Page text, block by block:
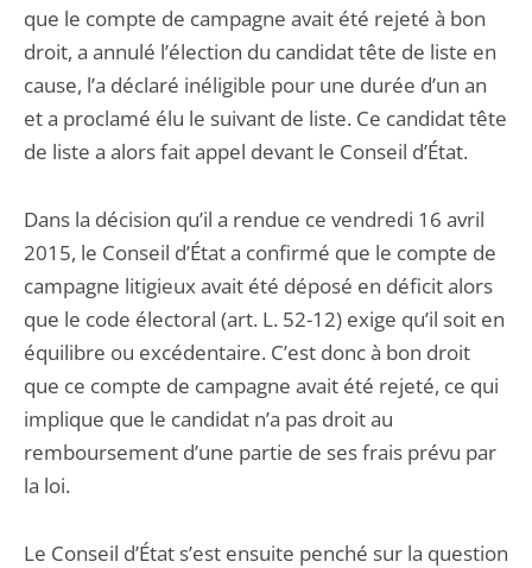
que le compte de campagne avait été rejeté à bon
droit, a annulé l’élection du candidat tête de liste en
cause, l’a déclaré inéligible pour une durée d’un an
et a proclamé élu le suivant de liste. Ce candidat tête
de liste a alors fait appel devant le Conseil d’État.
Dans la décision qu’il a rendue ce vendredi 16 avril
2015, le Conseil d’État a confirmé que le compte de
campagne litigieux avait été déposé en déficit alors
que le code électoral (art. L. 52-12) exige qu’il soit en
équilibre ou excédentaire. C’est donc à bon droit
que ce compte de campagne avait été rejeté, ce qui
implique que le candidat n’a pas droit au
remboursement d’une partie de ses frais prévu par
la loi.
Le Conseil d’État s’est ensuite penché sur la question